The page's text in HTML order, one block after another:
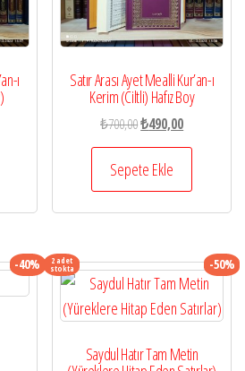
ı Satır Arası Ayet Mealli Kur’an-ı
Kerim (Ciltli) Hafız Boy
₺700,00Orijinal
fiyat:
₺700,00.
₺490,00Şu
andaki
₺490,00.
Sepete Ekle
-40% 2 adet
stokta -50%
Saydul Hatır Tam Metin